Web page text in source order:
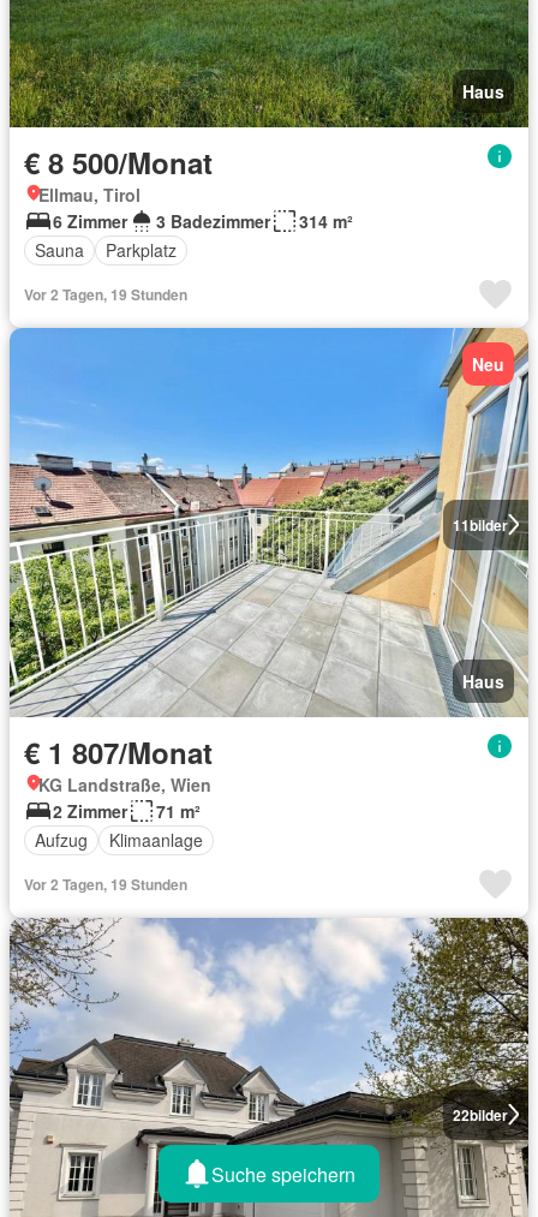
Haus
€ 8 500/Monat
Ellmau, Tirol
6 Zimmer
3 Badezimmer
314 m²
Sauna
Parkplatz
Vor 2 Tagen, 19 Stunden
11bilder
Neu
Haus
€ 1 807/Monat
KG Landstraße, Wien
2 Zimmer
71 m²
Aufzug
Klimaanlage
Vor 2 Tagen, 19 Stunden
22bilder
Suche speichern